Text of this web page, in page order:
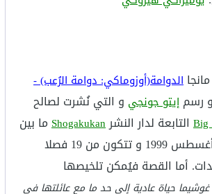
الدوامة(أوزوماكي: دوامة الرُعب) -
رسم إيتو جونجي و التي نُشرت لصالح
Big التابعة لدار النشرShogakukan ما بين
12 يناير 1998 و 30 أغسطس 1999 و تتكون من 19 فصلا
على 3 مُجلدات. أما القصة فيُمكن تلخيصها
حياة عادية إلى حد ما مع عائلتها في